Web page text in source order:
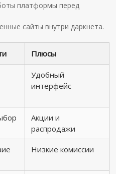
платформы перед
сайты внутри даркнета.
Плюсы
Удобный
интерфейс
Акции и
распродажи
Низкие комиссии